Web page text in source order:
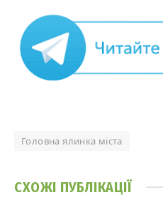
Головна ялинка міста
СХОЖІ ПУБЛІКАЦІЇ